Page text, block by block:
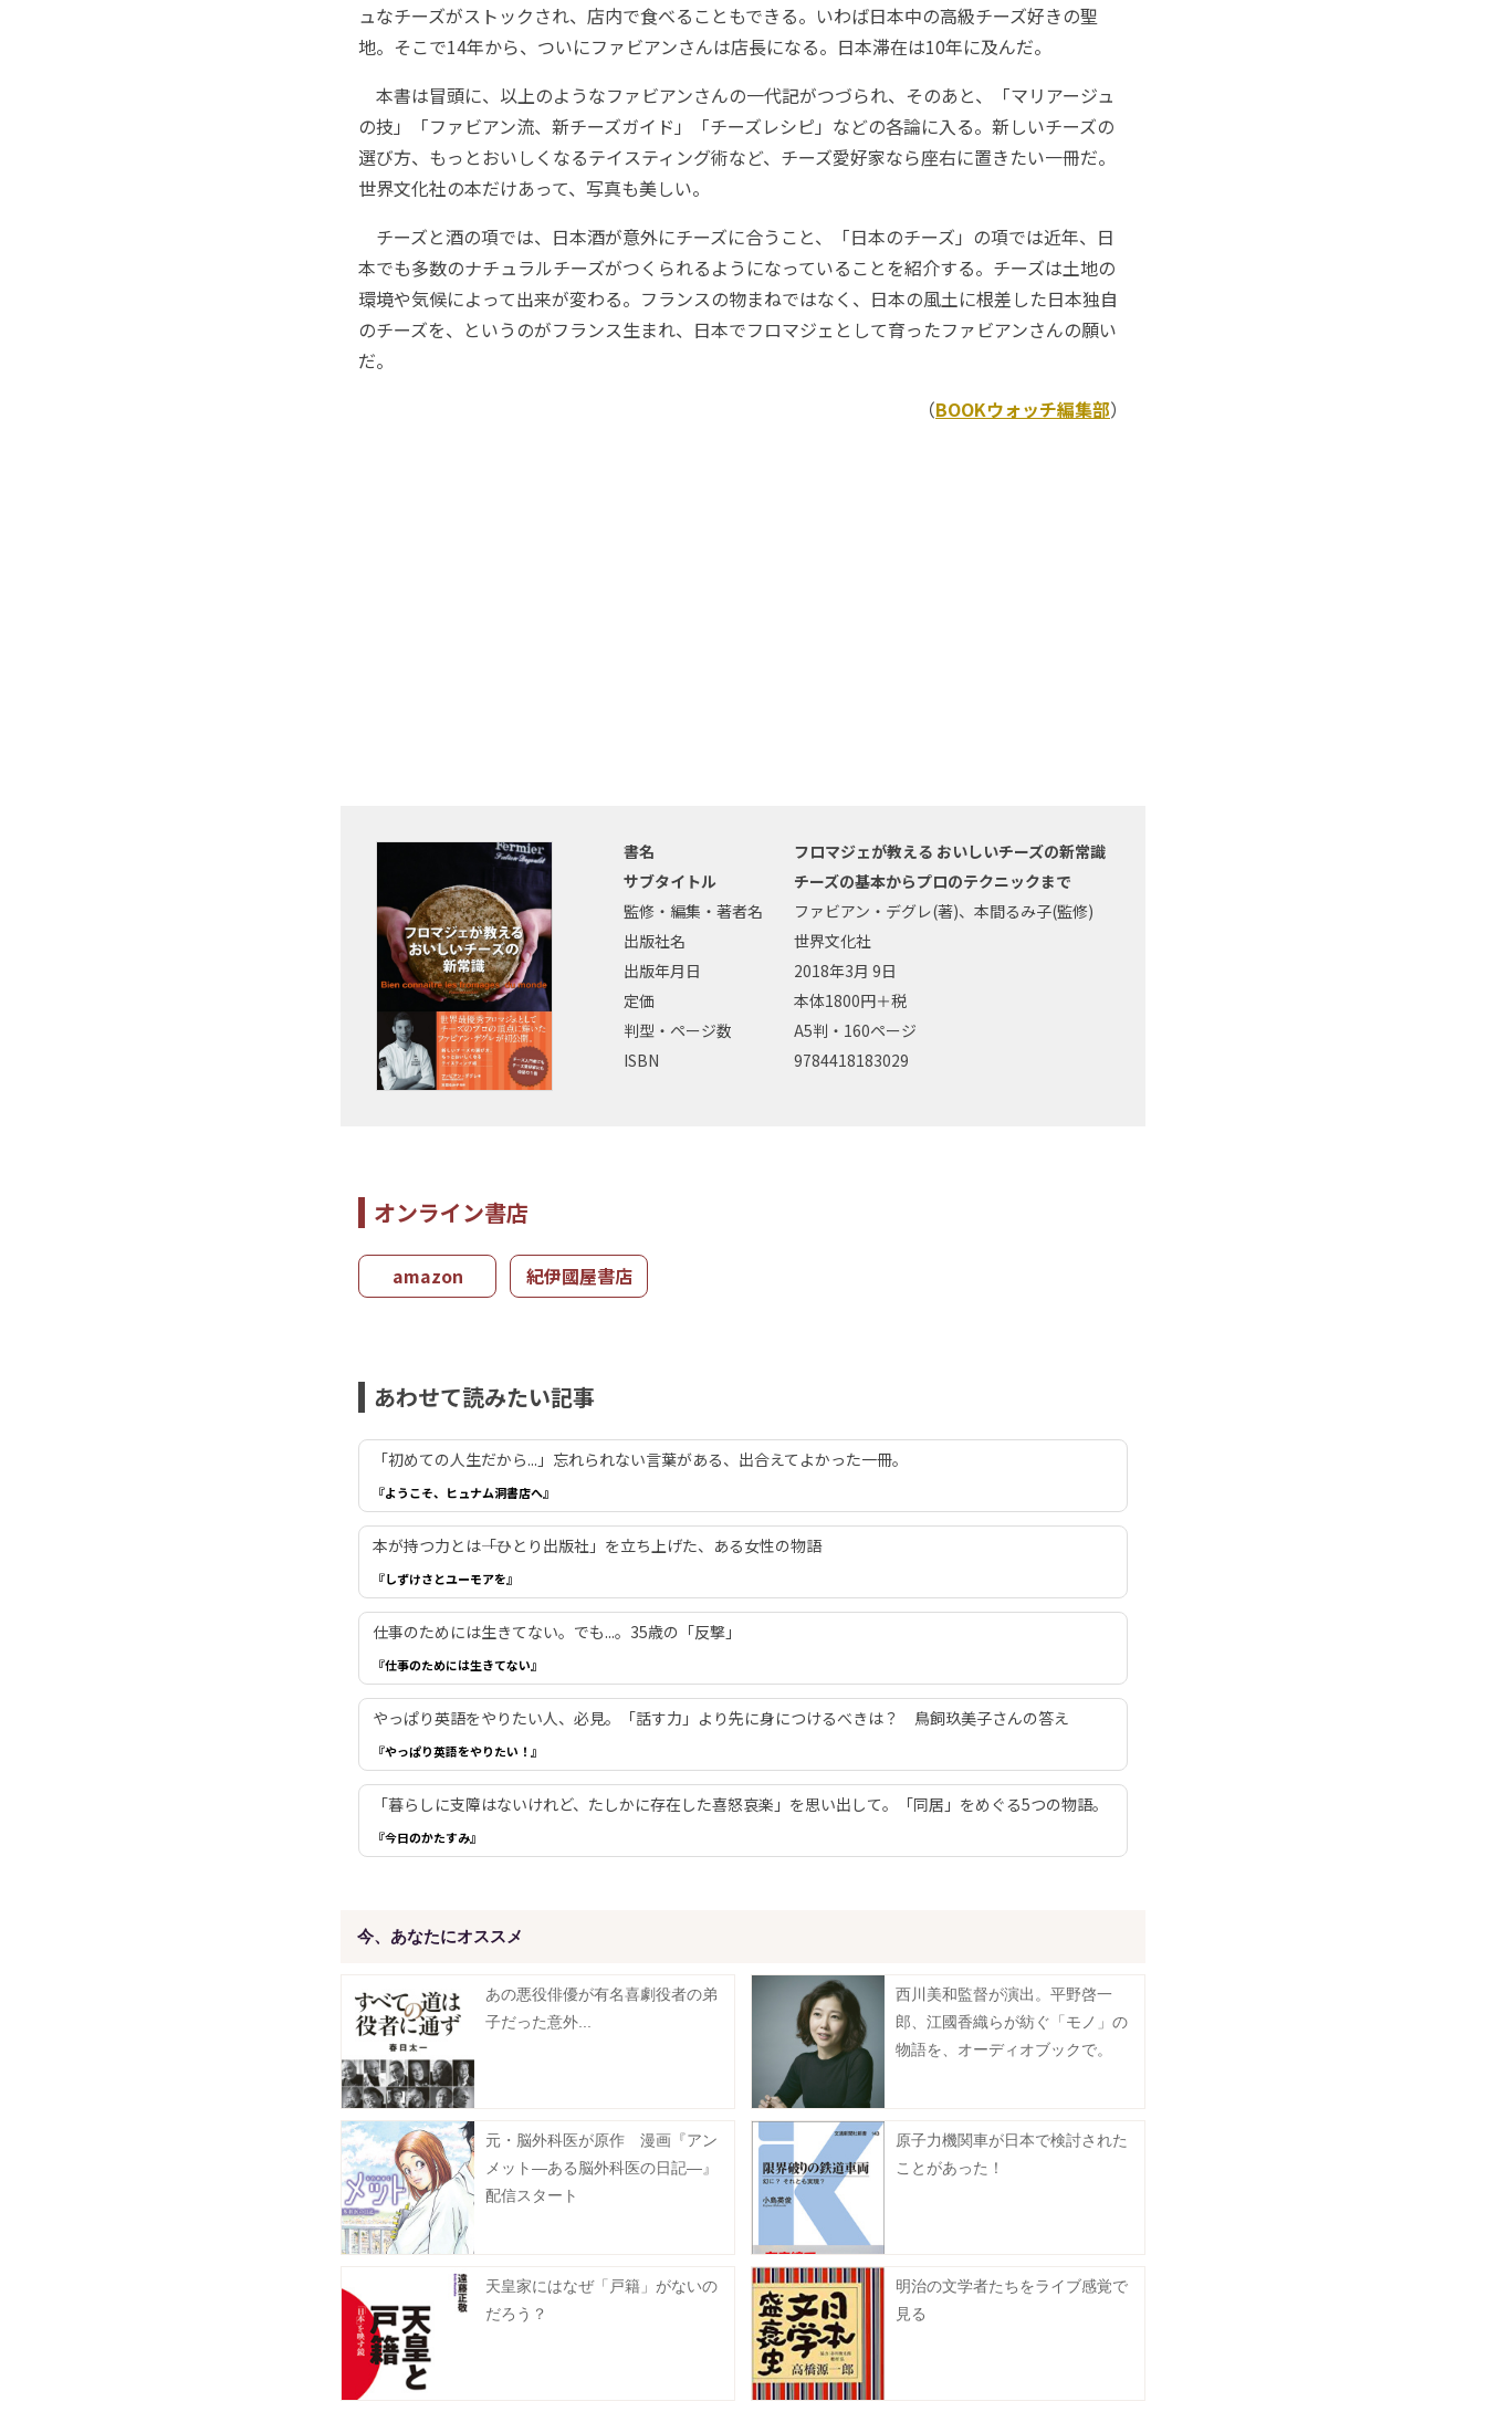
ュなチーズがストックされ、店内で食べることもできる。いわば日本中の高級チーズ好きの聖
地。そこで14年から、ついにファビアンさんは店長になる。日本滞在は10年に及んだ。
本書は冒頭に、以上のようなファビアンさんの一代記がつづられ、そのあと、「マリアージュ
の技」「ファビアン流、新チーズガイド」「チーズレシピ」などの各論に入る。新しいチーズの
選び方、もっとおいしくなるテイスティング術など、チーズ愛好家なら座右に置きたい一冊だ。
世界文化社の本だけあって、写真も美しい。
チーズと酒の項では、日本酒が意外にチーズに合うこと、「日本のチーズ」の項では近年、日
本でも多数のナチュラルチーズがつくられるようになっていることを紹介する。チーズは土地の
環境や気候によって出来が変わる。フランスの物まねではなく、日本の風土に根差した日本独自
のチーズを、というのがフランス生まれ、日本でフロマジェとして育ったファビアンさんの願い
だ。
（BOOKウォッチ編集部）
書名
フロマジェが教える おいしいチーズの新常識
サブタイトル
チーズの基本からプロのテクニックまで
監修・編集・著者名
ファビアン・デグレ(著)、本間るみ子(監修)
出版社名
世界文化社
出版年月日
2018年3月 9日
定価
本体1800円＋税
判型・ページ数
A5判・160ページ
ISBN
9784418183029
オンライン書店
amazon 紀伊國屋書店
あわせて読みたい記事
「初めての人生だから...」忘れられない言葉がある、出合えてよかった一冊。
『ようこそ、ヒュナム洞書店へ』
本が持つ力とは――「ひとり出版社」を立ち上げた、ある女性の物語
『しずけさとユーモアを』
仕事のためには生きてない。でも...。35歳の「反撃」
『仕事のためには生きてない』
やっぱり英語をやりたい人、必見。「話す力」より先に身につけるべきは？ 鳥飼玖美子さんの答え
『やっぱり英語をやりたい！』
「暮らしに支障はないけれど、たしかに存在した喜怒哀楽」を思い出して。「同居」をめぐる5つの物語。
『今日のかたすみ』
今、あなたにオススメ
あの悪役俳優が有名喜劇役者の弟
子だった意外...
西川美和監督が演出。平野啓一
郎、江國香織らが紡ぐ「モノ」の
物語を、オーディオブックで。
元・脳外科医が原作 漫画『アン
メット―ある脳外科医の日記―』
配信スタート
原子力機関車が日本で検討された
ことがあった！
天皇家にはなぜ「戸籍」がないの
だろう？
明治の文学者たちをライブ感覚で
見る